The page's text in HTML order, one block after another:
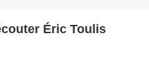
Éric Toulis